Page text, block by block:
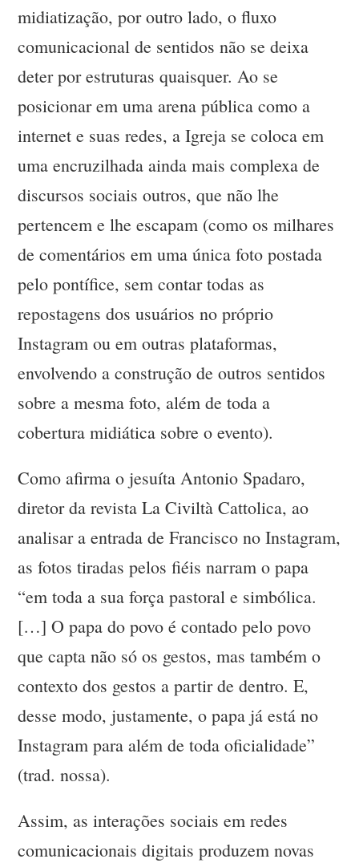
midiatização, por outro lado, o fluxo
comunicacional de sentidos não se deixa
deter por estruturas quaisquer. Ao se
posicionar em uma arena pública como a
internet e suas redes, a Igreja se coloca em
uma encruzilhada ainda mais complexa de
discursos sociais outros, que não lhe
pertencem e lhe escapam (como os milhares
de comentários em uma única foto postada
pelo pontífice, sem contar todas as
repostagens dos usuários no próprio
Instagram ou em outras plataformas,
envolvendo a construção de outros sentidos
sobre a mesma foto, além de toda a
cobertura midiática sobre o evento).
Como afirma o jesuíta Antonio Spadaro,
diretor da revista La Civiltà Cattolica, ao
analisar a entrada de Francisco no Instagram,
as fotos tiradas pelos fiéis narram o papa
“em toda a sua força pastoral e simbólica.
[…] O papa do povo é contado pelo povo
que capta não só os gestos, mas também o
contexto dos gestos a partir de dentro. E,
desse modo, justamente, o papa já está no
Instagram para além de toda oficialidade”
(trad. nossa).
Assim, as interações sociais em redes
comunicacionais digitais produzem novas